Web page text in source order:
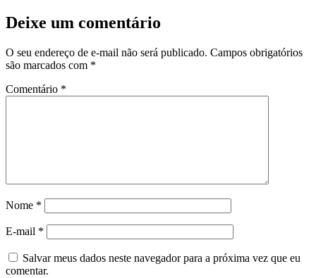
Deixe um comentário
O seu endereço de e-mail não será publicado. Campos obrigatórios
são marcados com *
Comentário *
Nome *
E-mail *
Salvar meus dados neste navegador para a próxima vez que eu
comentar.